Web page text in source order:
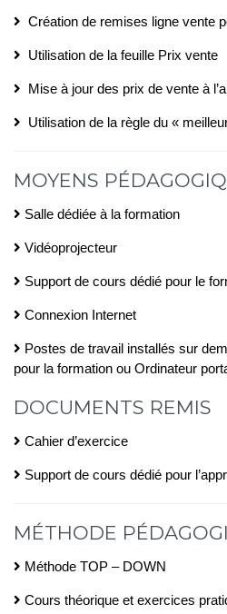
Création de remises ligne vente
Utilisation de la feuille Prix vente
Mise à jour des prix de vente à
Utilisation de la règle du «
MOYENS
Salle dédiée à la formation
Vidéoprojecteur
Support de cours dédié pour le
Connexion Internet
Postes de travail installés sur
pour la formation ou Ordinateur
DOCUMENTS REMIS
Cahier d’exercice
Support de cours dédié pour
MÉTHODE
Méthode TOP – DOWN
Cours théorique et exercices